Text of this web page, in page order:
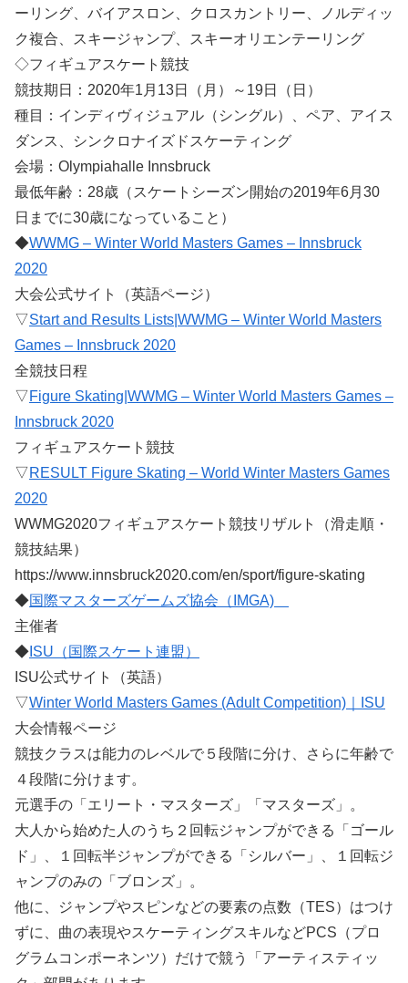
ーリング、バイアスロン、クロスカントリー、ノルディッ
ク複合、スキージャンプ、スキーオリエンテーリング
◇フィギュアスケート競技
競技期日：2020年1月13日（月）～19日（日）
種目：インディヴィジュアル（シングル）、ペア、アイス
ダンス、シンクロナイズドスケーティング
会場：Olympiahalle Innsbruck
最低年齢：28歳（スケートシーズン開始の2019年6月30
日までに30歳になっていること）
◆WWMG – Winter World Masters Games – Innsbruck
2020
大会公式サイト（英語ページ）
▽Start and Results Lists|WWMG – Winter World Masters
Games – Innsbruck 2020
全競技日程
▽Figure Skating|WWMG – Winter World Masters Games –
Innsbruck 2020
フィギュアスケート競技
▽RESULT Figure Skating – World Winter Masters Games
2020
WWMG2020フィギュアスケート競技リザルト（滑走順・
競技結果）
https://www.innsbruck2020.com/en/sport/figure-skating
◆国際マスターズゲームズ協会（IMGA)
主催者
◆ ISU（国際スケート連盟）
ISU公式サイト（英語）
▽Winter World Masters Games (Adult Competition)｜ISU
大会情報ページ
競技クラスは能力のレベルで５段階に分け、さらに年齢で
４段階に分けます。
元選手の「エリート・マスターズ」「マスターズ」。
大人から始めた人のうち２回転ジャンプができる「ゴール
ド」、１回転半ジャンプができる「シルバー」、１回転ジ
ャンプのみの「ブロンズ」。
他に、ジャンプやスピンなどの要素の点数（TES）はつけ
ずに、曲の表現やスケーティングスキルなどPCS（プロ
グラムコンポーネンツ）だけで競う「アーティスティッ